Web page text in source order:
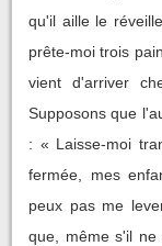
qu'il aille le
prête-moi trois
vient d'arriver
Supposons que
: « Laisse-moi
fermée, mes
peux pas me
que, même s'il